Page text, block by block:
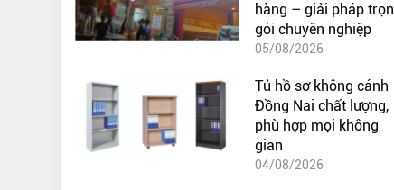
hàng – giải pháp trọn
gói chuyên nghiệp
05/08/2026
Tủ hồ sơ không cánh
Đồng Nai chất lượng,
phù hợp mọi không
gian
04/08/2026